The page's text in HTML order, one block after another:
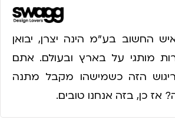
החשוב בע״מ הינה יצרן, יבואן
מותגי על בארץ ובעולם. אתם
הזה כשמישהו מקבל מתנה
אז כן, בזה אנחנו טובים.